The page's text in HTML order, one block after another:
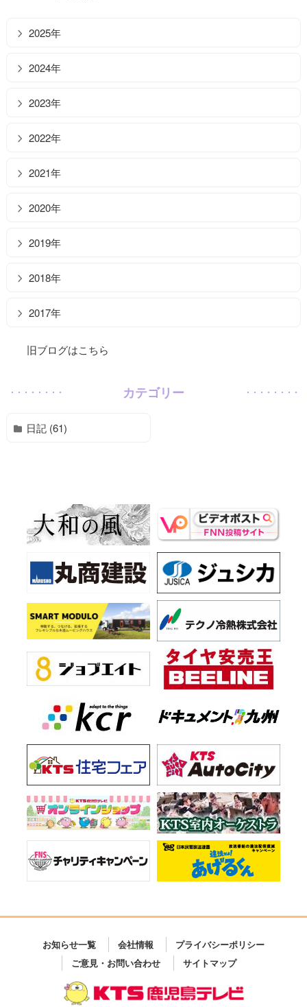
2025年
2024年
2023年
2022年
2021年
2020年
2019年
2018年
2017年
旧ブログはこちら
カテゴリー
日記 (61)
お知らせ一覧 会社情報
プライバシーポリシー
ご意見・お問い合わせ
サイトマップ